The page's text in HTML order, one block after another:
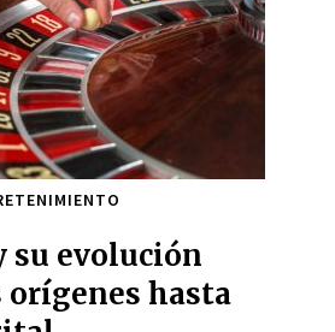
su evolución
orígenes hasta